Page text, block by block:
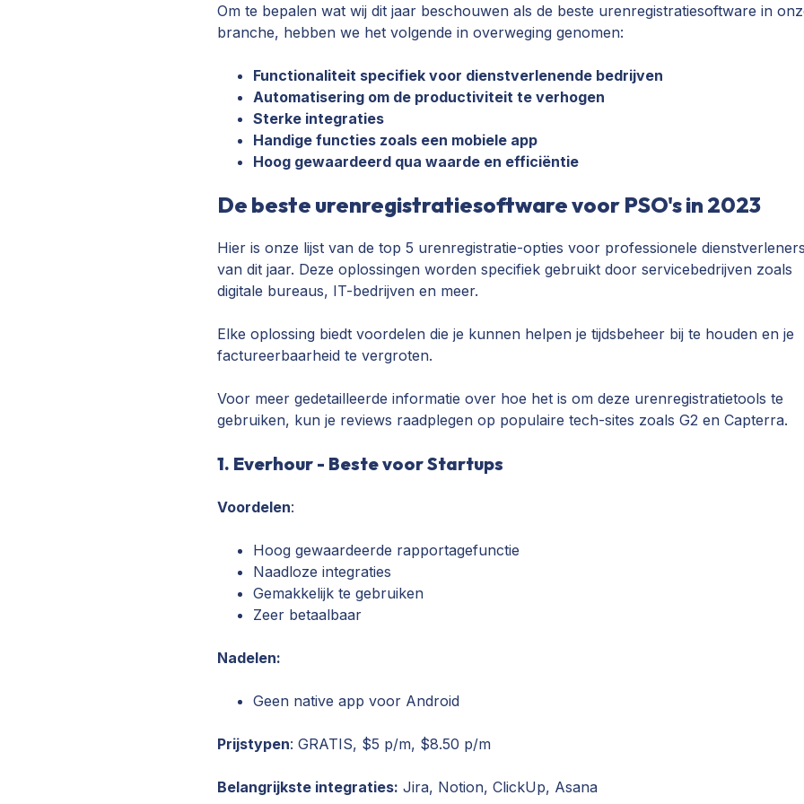
Om te bepalen wat wij dit jaar beschouwen als de beste urenregistratiesoftware in
branche, hebben we het volgende in overweging genomen:
Functionaliteit specifiek voor dienstverlenende bedrijven
Automatisering om de productiviteit te verhogen
Sterke integraties
Handige functies zoals een mobiele app
Hoog gewaardeerd qua waarde en efficiëntie
De beste urenregistratiesoftware voor PSO's in 2023
Hier is onze lijst van de top 5 urenregistratie-opties voor professionele
van dit jaar. Deze oplossingen worden specifiek gebruikt door servicebedrijven zoals
digitale bureaus, IT-bedrijven en meer.
Elke oplossing biedt voordelen die je kunnen helpen je tijdsbeheer bij te houden en je
factureerbaarheid te vergroten.
Voor meer gedetailleerde informatie over hoe het is om deze urenregistratietools te
gebruiken, kun je reviews raadplegen op populaire tech-sites zoals G2 en Capterra.
1. Everhour - Beste voor Startups
Voordelen:
Hoog gewaardeerde rapportagefunctie
Naadloze integraties
Gemakkelijk te gebruiken
Zeer betaalbaar
Nadelen:
Geen native app voor Android
Prijstypen: GRATIS, $5 p/m, $8.50 p/m
Belangrijkste integraties: Jira, Notion, ClickUp, Asana